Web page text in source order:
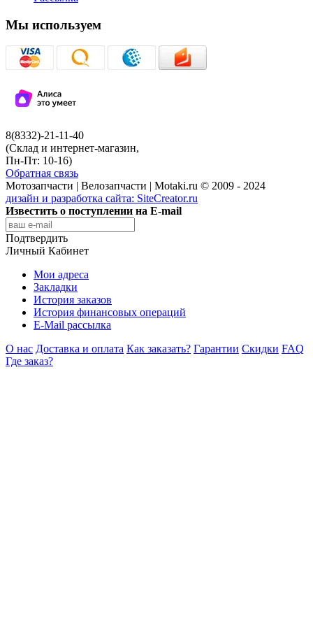
Мы используем
8(8332)-21-11-40
(Склад и интернет-магазин,
Пн-Пт: 10-16)
Обратная связь
Мотозапчасти | Велозапчасти | Motaki.ru © 2009 - 2024
дизайн и разработка сайта: SiteCreator.ru
Известить о поступлении на E-mail
Подтвердить
Личный Кабинет
Мои адреса
Закладки
История заказов
История финансовых операций
E-Mail рассылка
О нас Доставка и оплата Как заказать? Гарантии Скидки FAQ
Где заказ?